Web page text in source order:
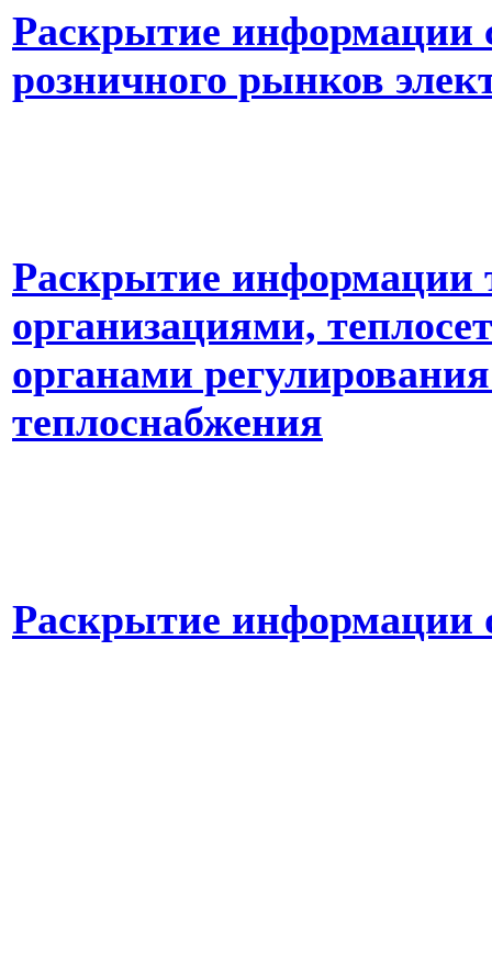
Раскрытие информации
розничного рынков
Раскрытие
организациями,
органами
теплоснабжения
Раскрытие информации